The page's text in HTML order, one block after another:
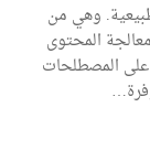
وهي من
المحتوى
المصطلحات